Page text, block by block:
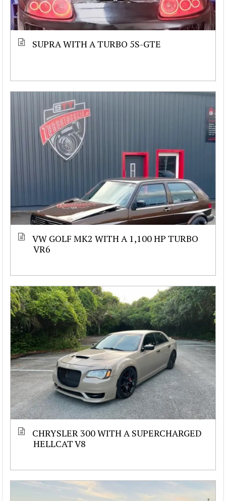
SUPRA WITH A TURBO 5S-GTE
VW GOLF MK2 WITH A 1,100 HP TURBO
VR6
CHRYSLER 300 WITH A SUPERCHARGED
HELLCAT V8